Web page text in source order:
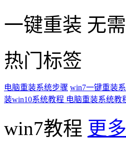
一键重装 无
热门标签
电脑重装系统步骤 win7一键重装
装win10系统教程 电脑重装系统教
win7教程 更多